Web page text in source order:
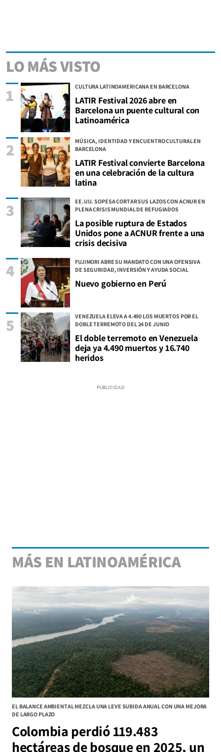
LO MÁS VISTO
CULTURA LATINOAMERICANA EN BARCELONA
LATIR Festival 2026 abre en
Barcelona un puente cultural con
Latinoamérica
1
MÚSICA, IDENTIDAD Y ENCUENTRO CULTURAL EN
BARCELONA
LATIR Festival convierte Barcelona
en una celebración de la cultura
latina
2
EE.UU. SOPESA CORTAR SUS LAZOS CON ACNUR EN
PLENA CRISIS MUNDIAL DE REFUGIADOS
La posible ruptura de Estados
Unidos pone a ACNUR frente a una
crisis decisiva
3
FUJIMORI ABRE SU MANDATO CON UNA OFENSIVA
DE SEGURIDAD, INVERSIÓN Y AYUDA SOCIAL
Nuevo gobierno en Perú
4
VENEZUELA ELEVA A 4.490 LOS MUERTOS POR EL
DOBLE TERREMOTO DEL 24 DE JUNIO
El doble terremoto en Venezuela
deja ya 4.490 muertos y 16.740
heridos
5
MÁS EN LATINOAMÉRICA
EL BALANCE AMBIENTAL MEZCLA UNA LEVE SUBIDA ANUAL CON UNA MEJORA
DE LARGO PLAZO
Colombia perdió 119.483
hectáreas de bosque en 2025, un